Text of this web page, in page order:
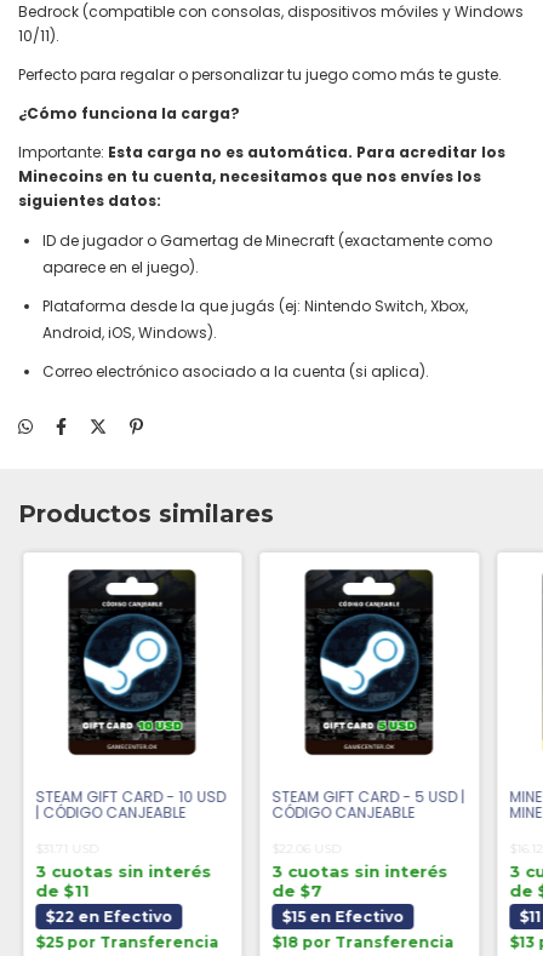
Bedrock (compatible con consolas, dispositivos móviles y Windows
10/11).
Perfecto para regalar o personalizar tu juego como más te guste.
¿Cómo funciona la carga?
Importante: Esta carga no es automática. Para acreditar los
Minecoins en tu cuenta, necesitamos que nos envíes los
siguientes datos:
ID de jugador o Gamertag de Minecraft (exactamente como
aparece en el juego).
Plataforma desde la que jugás (ej: Nintendo Switch, Xbox,
Android, iOS, Windows).
Correo electrónico asociado a la cuenta (si aplica).
Productos similares
STEAM GIFT CARD - 10 USD
| CÓDIGO CANJEABLE
$31.71 USD
3 cuotas sin interés
de $11
$22 en Efectivo
$25 por Transferencia
STEAM GIFT CARD - 5 USD |
CÓDIGO CANJEABLE
$22.06 USD
3 cuotas sin interés
de $7
$15 en Efectivo
$18 por Transferencia
3
de